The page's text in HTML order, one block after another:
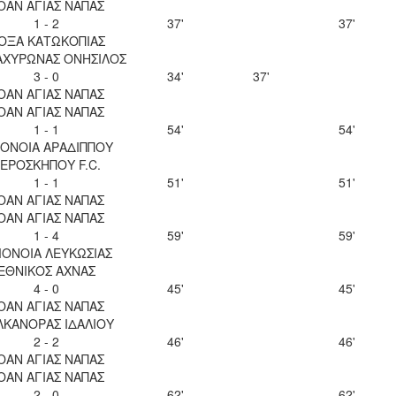
ΑΓΙΑΣ ΝΑΠΑΣ
1 - 2
ΚΑΤΩΚΟΠΙΑΣ
37'
37'
ΟΝΗΣΙΛΟΣ
3 - 0
ΑΓΙΑΣ ΝΑΠΑΣ
34'
37'
ΑΓΙΑΣ ΝΑΠΑΣ
1 - 1
ΑΡΑΔΙΠΠΟΥ
54'
54'
F.C.
1 - 1
ΑΓΙΑΣ ΝΑΠΑΣ
51'
51'
ΑΓΙΑΣ ΝΑΠΑΣ
1 - 4
ΛΕΥΚΩΣΙΑΣ
59'
59'
ΑΧΝΑΣ
4 - 0
ΑΓΙΑΣ ΝΑΠΑΣ
45'
45'
ΙΔΑΛΙΟΥ
2 - 2
ΑΓΙΑΣ ΝΑΠΑΣ
46'
46'
ΑΓΙΑΣ ΝΑΠΑΣ